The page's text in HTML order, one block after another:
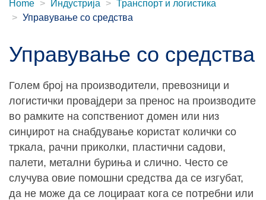
Home Индустрија
Транспорт и логистика
Управување со средства
Управување со средства
Голем број на производители, превозници и
логистички провајдери за пренос на производите
во рамките на сопствениот домен или низ
синџирот на снабдување користат колички со
тркала, рачни приколки, пластични садови,
палети, метални буриња и слично. Често се
случува овие помошни средства да се изгубат,
да не може да се лоцираат кога се потребни или